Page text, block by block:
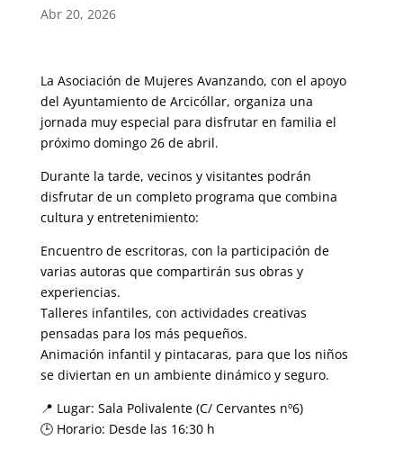
Abr 20, 2026
La Asociación de Mujeres Avanzando, con el apoyo
del Ayuntamiento de Arcicóllar, organiza una
jornada muy especial para disfrutar en familia el
próximo domingo 26 de abril.
Durante la tarde, vecinos y visitantes podrán
disfrutar de un completo programa que combina
cultura y entretenimiento:
Encuentro de escritoras, con la participación de
varias autoras que compartirán sus obras y
experiencias.
Talleres infantiles, con actividades creativas
pensadas para los más pequeños.
Animación infantil y pintacaras, para que los niños
se diviertan en un ambiente dinámico y seguro.
📍 Lugar: Sala Polivalente (C/ Cervantes nº6)
🕒 Horario: Desde las 16:30 h